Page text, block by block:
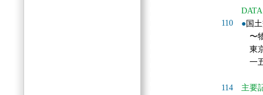
110
●国
〜
東
一
114
主要